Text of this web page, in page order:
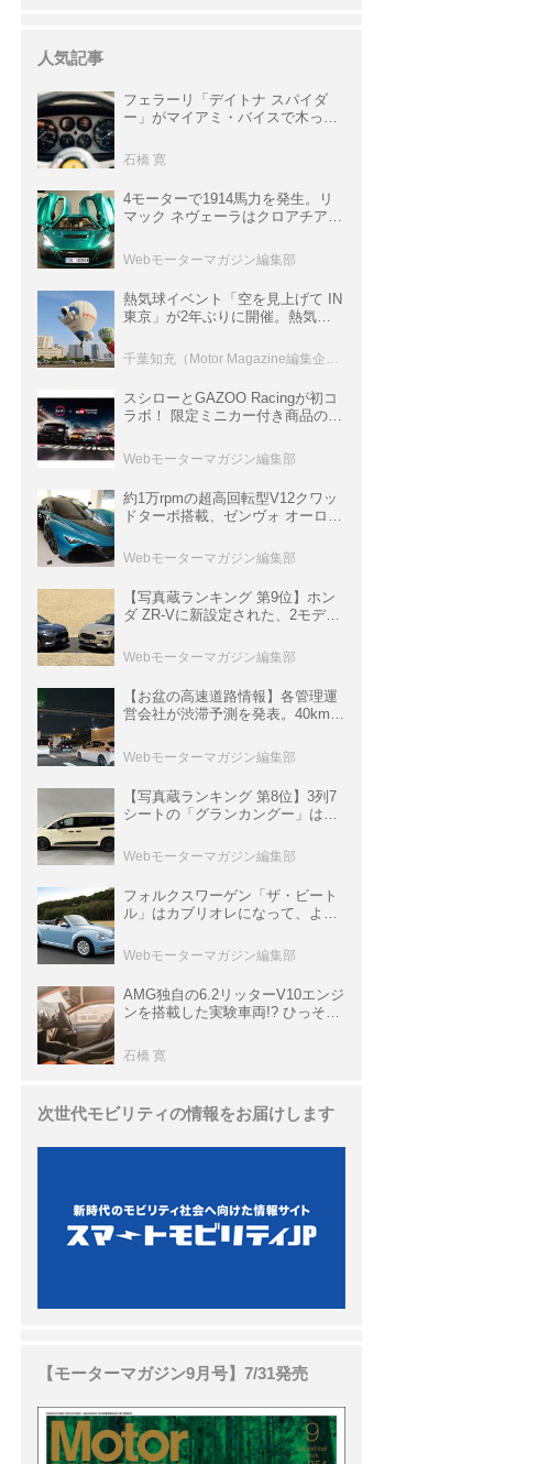
人気記事
フェラーリ「デイトナ スパイダ
ー」がマイアミ・バイスで木っ端
サ」に化けた理由
石橋 寛
4モーターで1914馬力を発生。リ
マック ネヴェーラはクロアチア発
ロニクル・完全版／115】
Webモーターマガジン編集部
熱気球イベント「空を見上げて IN
東京」が2年ぶりに開催。熱気球
室などのコンテンツも
千葉知充（Motor Magazine編集企画室）
スシローとGAZOO Racingが初コ
ラボ！ 限定ミニカー付き商品の
ト体験があたる抽選企画などを展
開
Webモーターマガジン編集部
約1万rpmの超高回転型V12クワッ
ドターボ搭載、ゼンヴォ オーロラ
イパーカー【スーパーカークロニ
クル・完全版／116】
Webモーターマガジン編集部
【写真蔵ランキング 第9位】ホン
ダ ZR-Vに新設定された、2モデル
グ」と「ブラックスタイル」
Webモーターマガジン編集部
【お盆の高速道路情報】各管理運
営会社が渋滞予測を発表。40km以
数ある
Webモーターマガジン編集部
【写真蔵ランキング 第8位】3列7
シートの「グランカングー」は、
ア＆ブラックバンパーの組み合わ
せ
Webモーターマガジン編集部
フォルクスワーゲン「ザ・ビート
ル」はカブリオレになって、より
と昔の新車】
Webモーターマガジン編集部
AMG独自の6.2リッターV10エンジ
ンを搭載した実験車両!? ひっそり
P900 プロトタイプ」とは
石橋 寛
次世代モビリティの情報をお届けします
【モーターマガジン9月号】7/31発売